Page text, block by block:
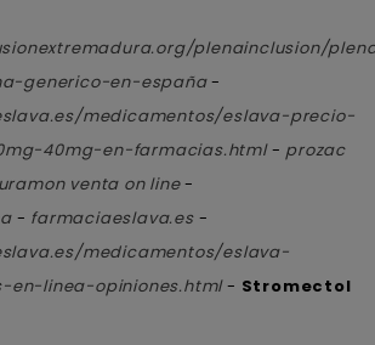
plenainclusion/
generico-en-españa-
medicamentos/eslava-precio-
40mg-en-farmacias.html- prozac
venta on line-
- farmaciaeslava.es-
medicamentos/eslava-
en-linea-opiniones.html- Stromectol